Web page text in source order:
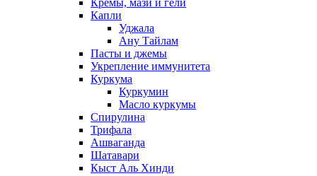
Кремы, мази и гели
Капли
Уджала
Ану Тайлам
Пасты и джемы
Укрепление иммунитета
Куркума
Куркумин
Масло куркумы
Спирулина
Трифала
Ашваганда
Шатавари
Кыст Аль Хинди